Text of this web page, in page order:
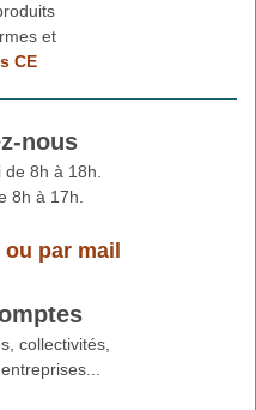
et
CE
nous
de 8h à 18h.
8h à 17h.
ou par mail
collectivités,